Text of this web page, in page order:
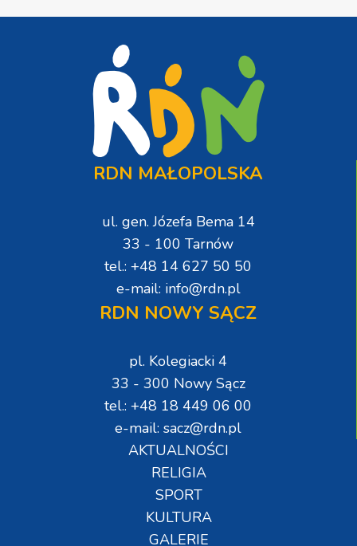
RDN MAŁOPOLSKA
ul. gen. Józefa Bema 14
33 - 100 Tarnów
tel.: +48 14 627 50 50
e-mail: info@rdn.pl
RDN NOWY SĄCZ
pl. Kolegiacki 4
33 - 300 Nowy Sącz
tel.: +48 18 449 06 00
e-mail: sacz@rdn.pl
AKTUALNOŚCI
RELIGIA
SPORT
KULTURA
GALERIE